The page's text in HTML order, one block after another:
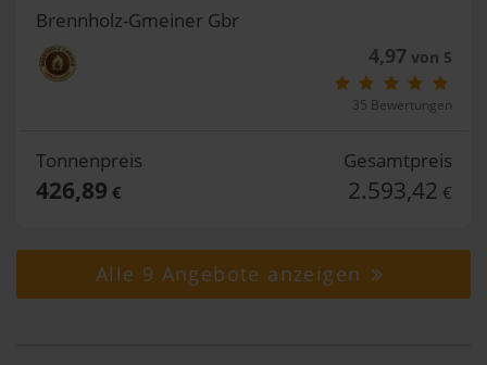
Brennholz-Gmeiner Gbr
4,97von 5
35 Bewertungen
Tonnenpreis
426,89 €
Gesamtpreis
2.593,42 €
Alle 9 Angebote anzeigen